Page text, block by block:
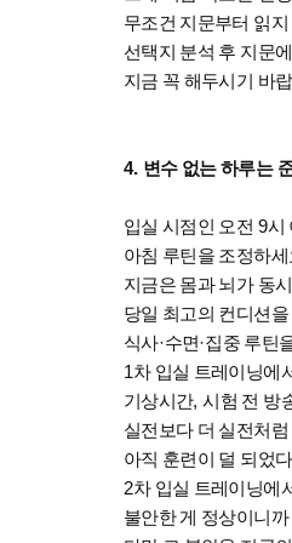
무조건 지문부터 읽지
선택지 분석 후 지문
지금 꼭 해두시기 바
4. 변수 없는 하루는
입실 시점인 오전 9시
아침 루틴을 조정하세
지금은 몸과 뇌가 동
당일 최고의 컨디션을
식사·수면·집중 루틴
1차 입실 트레이닝에
기상시간,시험 전 방
실전보다 더 실전처
아직 훈련이 덜 되었
2차 입실 트레이닝에
불안한 게 정상이니